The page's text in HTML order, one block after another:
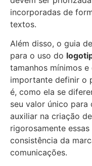
incorporadas de
textos.
Além disso, o guia
para o uso do
tamanhos mínimos
importante definir o
é, como ela se
seu valor único para
auxiliar na criação
rigorosamente
consistência da
comunicações.